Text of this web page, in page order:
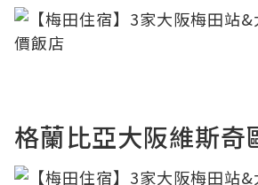
格蘭比亞大阪維斯奇